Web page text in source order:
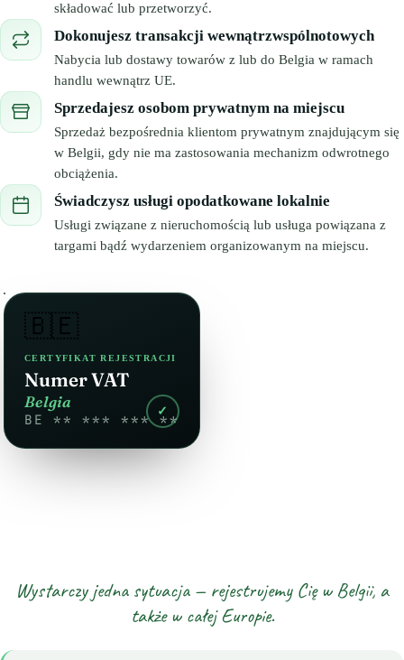
składować lub przetworzyć.
Dokonujesz transakcji wewnątrzwspólnotowych
Nabycia lub dostawy towarów z lub do Belgia w ramach
handlu wewnątrz UE.
Sprzedajesz osobom prywatnym na miejscu
Sprzedaż bezpośrednia klientom prywatnym znajdującym się
w Belgii, gdy nie ma zastosowania mechanizm odwrotnego
obciążenia.
Świadczysz usługi opodatkowane lokalnie
Usługi związane z nieruchomością lub usługa powiązana z
targami bądź wydarzeniem organizowanym na miejscu.
🇧🇪
CERTYFIKAT REJESTRACJI
Numer VAT
Belgia
BE ** *** *** **
✓
Wystarczy jedna sytuacja — rejestrujemy Cię w Belgii, a
także w całej Europie.